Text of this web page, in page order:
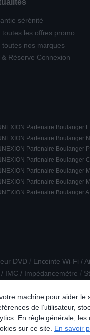
machine pour aider le
de l’utilisateur,
En règle générale,
sur ce site. En savoir
sérénité
toutes les offres promo
toutes nos marques
& Réserve Connexion
Partenaire Boulanger
Partenaire Boulanger
Partenaire Boulanger
Partenaire Boulanger
Partenaire Boulanger
Partenaire Boulanger
Partenaire Boulanger
DVD / Enceinte Wi-Fi /
IMC / Impédancemètre /